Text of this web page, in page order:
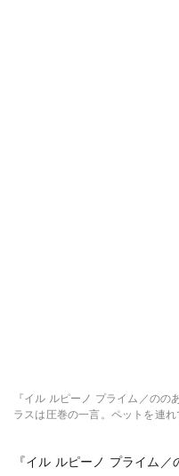
『イル ルピーノ プライム／の
ラスは圧巻の一言。ペットを連
『イル ルピーノ プライム